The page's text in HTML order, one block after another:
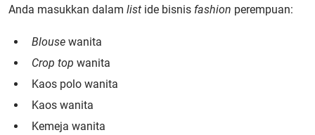
Anda masukkan dalam list ide bisnis fashion perempuan:
Blouse wanita
Crop top wanita
Kaos polo wanita
Kaos wanita
Kemeja wanita